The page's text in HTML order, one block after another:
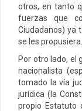
otros, en tanto
fuerzas que
Ciudadanos) ya
se les propusiera.
Por otro lado, el
nacionalista
tomado la vía
jurídica (la
propio Estatuto